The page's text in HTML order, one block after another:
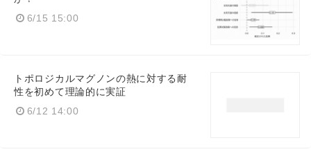
6/15 15:00
トポロジカルマグノンの熱に対する耐
性を初めて理論的に実証
6/12 14:00